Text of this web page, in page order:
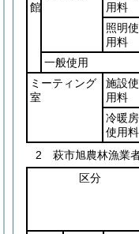
館
用料
照明使
用料
一般使用
ミーティング
室
施設使
用料
冷暖房
使用料
2 萩市旭農林漁業
区分